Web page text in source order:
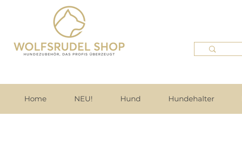
Home NEU! Hund Hundehalter